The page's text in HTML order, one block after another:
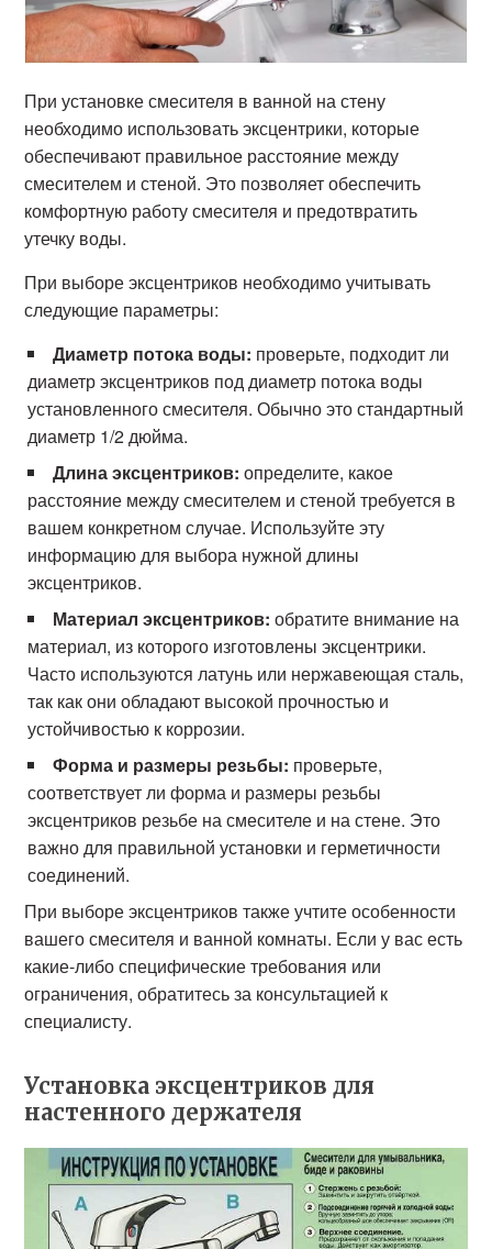
При установке смесителя в ванной на стену
необходимо использовать эксцентрики, которые
обеспечивают правильное расстояние между
смесителем и стеной. Это позволяет обеспечить
комфортную работу смесителя и предотвратить
утечку воды.
При выборе эксцентриков необходимо учитывать
следующие параметры:
Диаметр потока воды: проверьте, подходит ли
диаметр эксцентриков под диаметр потока воды
установленного смесителя. Обычно это стандартный
диаметр 1/2 дюйма.
Длина эксцентриков: определите, какое
расстояние между смесителем и стеной требуется в
вашем конкретном случае. Используйте эту
информацию для выбора нужной длины
эксцентриков.
Материал эксцентриков: обратите внимание на
материал, из которого изготовлены эксцентрики.
Часто используются латунь или нержавеющая сталь,
так как они обладают высокой прочностью и
устойчивостью к коррозии.
Форма и размеры резьбы: проверьте,
соответствует ли форма и размеры резьбы
эксцентриков резьбе на смесителе и на стене. Это
важно для правильной установки и герметичности
соединений.
При выборе эксцентриков также учтите особенности
вашего смесителя и ванной комнаты. Если у вас есть
какие-либо специфические требования или
ограничения, обратитесь за консультацией к
специалисту.
Установка эксцентриков для
настенного держателя